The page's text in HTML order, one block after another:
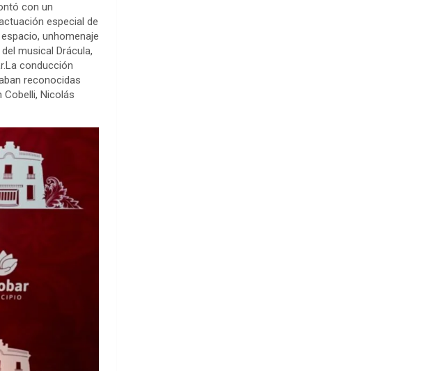
con un
especial de
unhomenaje
musical Drácula,
conducción
reconocidas
Cobelli, Nicolás